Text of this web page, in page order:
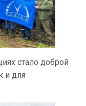
стало доброй
и для